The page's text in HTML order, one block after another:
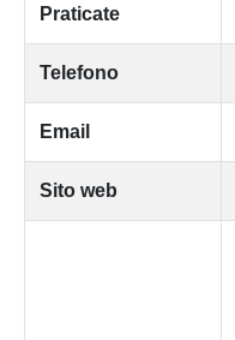
Praticate
Telefono
Email
Sito web